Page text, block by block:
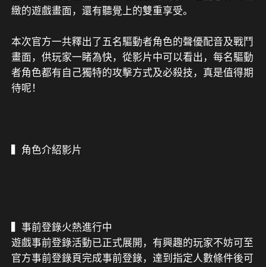
緻的遊戲畫面，還有聽覺上的雙重享受。
本次官方一共釋出了五名驅動者角色的聲優配音及戰鬥
畫面，供玩家一睹為快，從影片中可以看出，每名驅動
者角色都有自己獨特的攻擊方式及必殺技，真是值得期
待呢！
遊戲事前登錄活動已正式展開，有興趣的玩家不妨可至
官方事前登錄頁完成事前登錄，達到指定人數條件後可